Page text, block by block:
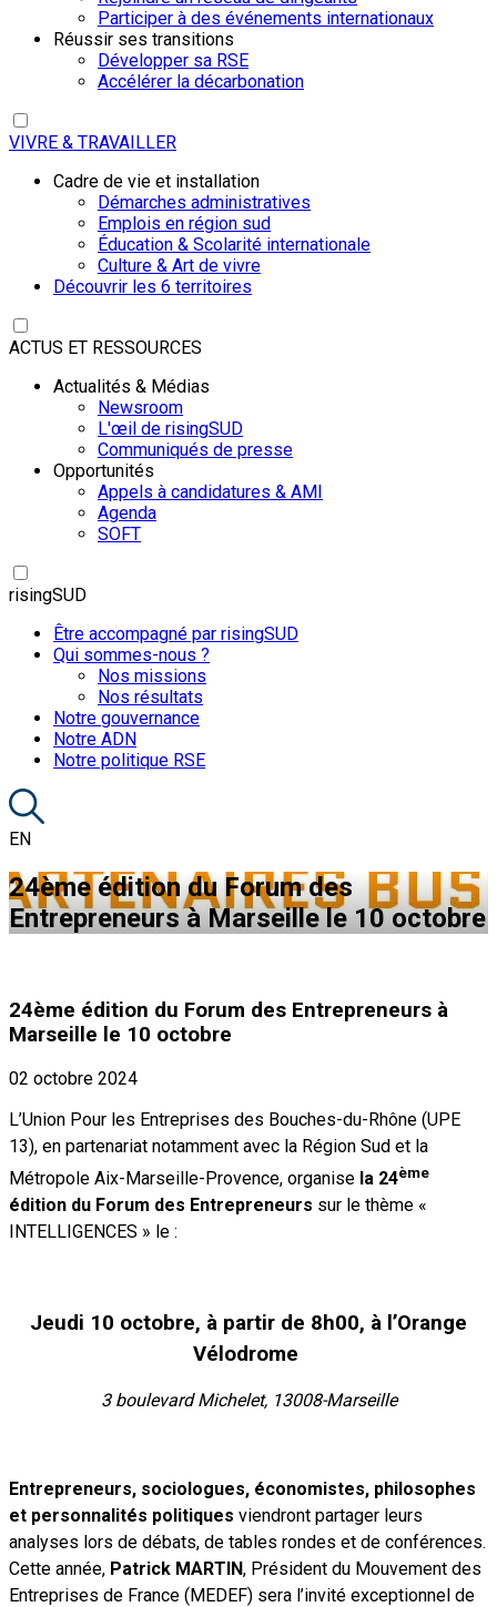
Participer à des événements internationaux
Réussir ses transitions
Développer sa RSE
Accélérer la décarbonation
VIVRE & TRAVAILLER
Cadre de vie et installation
Démarches administratives
Emplois en région sud
Éducation & Scolarité internationale
Culture & Art de vivre
Découvrir les 6 territoires
ACTUS ET RESSOURCES
Actualités & Médias
Newsroom
L'œil de risingSUD
Communiqués de presse
Opportunités
Appels à candidatures & AMI
Agenda
SOFT
risingSUD
Être accompagné par risingSUD
Qui sommes-nous ?
Nos missions
Nos résultats
Notre gouvernance
Notre ADN
Notre politique RSE
EN
24ème édition du Forum des
Entrepreneurs à Marseille le 10 octobre
24ème édition du Forum des Entrepreneurs à
Marseille le 10 octobre
02 octobre 2024
L’Union Pour les Entreprises des Bouches-du-Rhône (UPE
13), en partenariat notamment avec la Région Sud et la
Métropole Aix-Marseille-Provence, organise la 24ème
édition du Forum des Entrepreneurs sur le thème «
INTELLIGENCES » le :
Jeudi 10 octobre, à partir de 8h00, à l’Orange
Vélodrome
3 boulevard Michelet, 13008-Marseille
Entrepreneurs, sociologues, économistes, philosophes
et personnalités politiques viendront partager leurs
analyses lors de débats, de tables rondes et de conférences.
Cette année, Patrick MARTIN, Président du Mouvement des
Entreprises de France (MEDEF) sera l’invité exceptionnel de